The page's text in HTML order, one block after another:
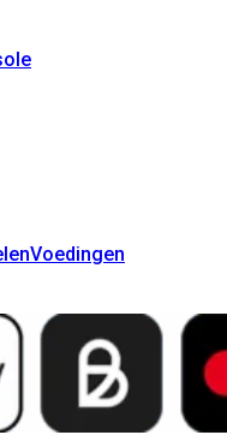
Voedingen